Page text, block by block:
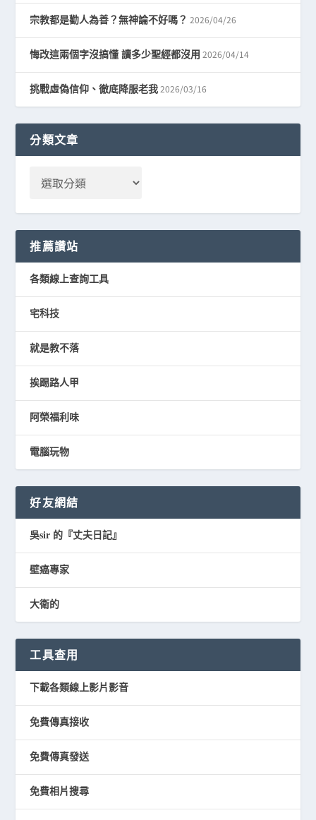
宗教都是勸人為善？無神論不好嗎？ 2026/04/26
悔改這兩個字沒搞懂 讀多少聖經都沒用 2026/04/14
挑戰虛偽信仰、徹底降服老我 2026/03/16
分類文章
推薦讚站
各類線上查詢工具
宅科技
就是教不落
挨踢路人甲
阿榮福利味
電腦玩物
好友網結
吳sir 的『丈夫日記』
壁癌專家
大衛的
工具查用
下載各類線上影片影音
免費傳真接收
免費傳真發送
免費相片搜尋